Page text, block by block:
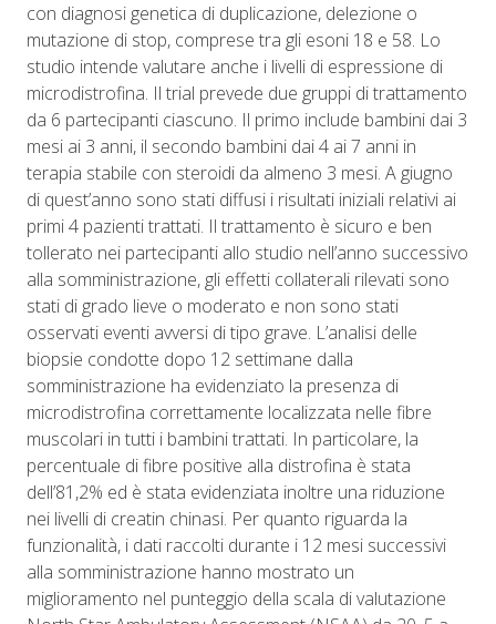
con diagnosi genetica di duplicazione, delezione o
mutazione di stop, comprese tra gli esoni 18 e 58. Lo
studio intende valutare anche i livelli di espressione di
microdistrofina. Il trial prevede due gruppi di trattamento
da 6 partecipanti ciascuno. Il primo include bambini dai 3
mesi ai 3 anni, il secondo bambini dai 4 ai 7 anni in
terapia stabile con steroidi da almeno 3 mesi. A giugno
di quest’anno sono stati diffusi i risultati iniziali relativi ai
primi 4 pazienti trattati. Il trattamento è sicuro e ben
tollerato nei partecipanti allo studio nell’anno successivo
alla somministrazione, gli effetti collaterali rilevati sono
stati di grado lieve o moderato e non sono stati
osservati eventi avversi di tipo grave. L’analisi delle
biopsie condotte dopo 12 settimane dalla
somministrazione ha evidenziato la presenza di
microdistrofina correttamente localizzata nelle fibre
muscolari in tutti i bambini trattati. In particolare, la
percentuale di fibre positive alla distrofina è stata
dell’81,2% ed è stata evidenziata inoltre una riduzione
nei livelli di creatin chinasi. Per quanto riguarda la
funzionalità, i dati raccolti durante i 12 mesi successivi
alla somministrazione hanno mostrato un
miglioramento nel punteggio della scala di valutazione